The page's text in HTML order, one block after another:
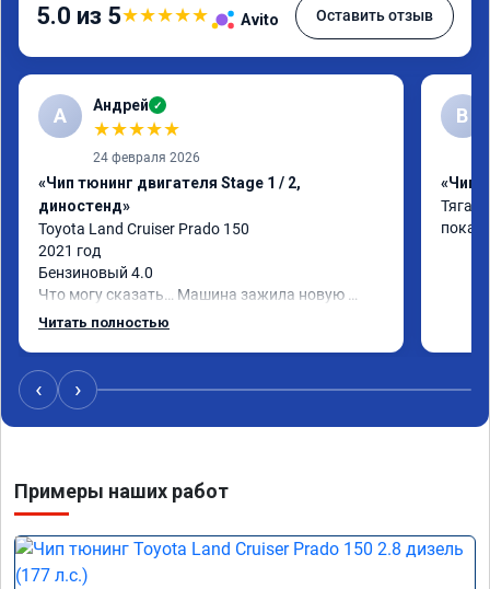
5.0 из 5★★★★★ Avito Оставить отзыв
А Андрей ✓
★★★★★
24 февраля 2026
«Чип тюнинг двигателя Stage 1 / 2,
диностенд»
Toyota Land Cruiser Prado 150
2021 год
Бензиновый 4.0
Что могу сказать… Машина зажила новую
жизнь)
Самое заметное - машина стала лучше
отзываться на педаль газа и тянуть с низов.
Пропали легкие удары в коробе при резком
Жалею что не прошил сразу при покупке)
Рекомендую!
Читать полностью
В
«Чип
Тяга
‹ ›
Примеры наших работ